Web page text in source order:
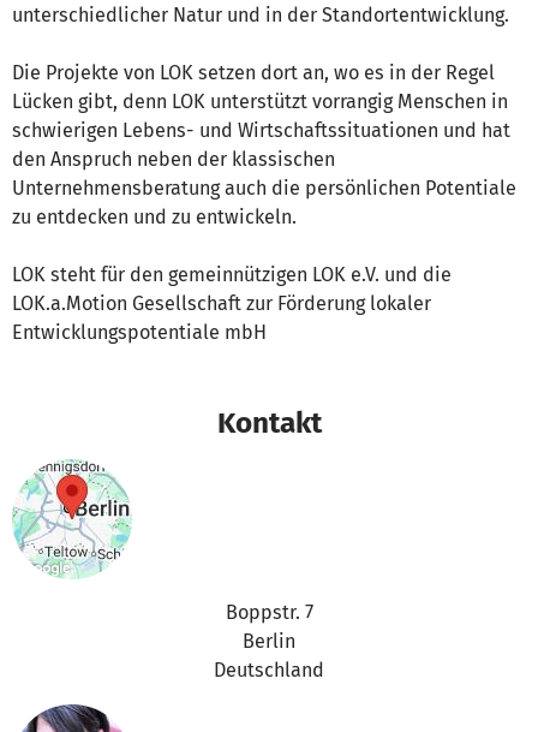
unterschiedlicher Natur und in der Standortentwicklung.
Die Projekte von LOK setzen dort an, wo es in der Regel
Lücken gibt, denn LOK unterstützt vorrangig Menschen in
schwierigen Lebens- und Wirtschaftssituationen und hat
den Anspruch neben der klassischen
Unternehmensberatung auch die persönlichen Potentiale
zu entdecken und zu entwickeln.
LOK steht für den gemeinnützigen LOK e.V. und die
LOK.a.Motion Gesellschaft zur Förderung lokaler
Entwicklungspotentiale mbH
Kontakt
Boppstr. 7
Berlin
Deutschland